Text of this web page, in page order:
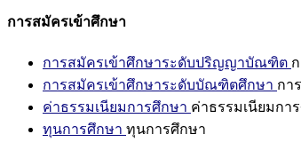
การสมัครเข้าศึกษา
การสมัครเข้าศึกษาระดับปริญญาบัณฑิต
การสมัครเข้าศึกษาระดับบัณฑิตศึกษา กา
ค่าธรรมเนียมการศึกษา ค่าธรรมเนียมกา
ทุนการศึกษา ทุนการศึกษา